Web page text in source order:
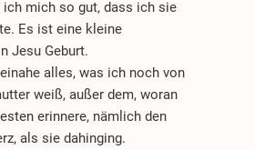
ich mich so gut, dass ich sie
Es ist eine kleine
Jesu Geburt.
alles, was ich noch von
weiß, außer dem, woran
erinnere, nämlich den
als sie dahinging.